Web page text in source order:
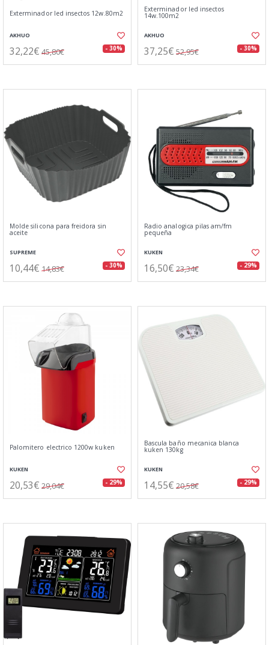
Exterminador led insectos 12w.80m2
AKHUO
32,22€ 45,80€ - 30%
Exterminador led insectos
14w.100m2
AKHUO
37,25€ 52,95€ - 30%
Molde silicona para freidora sin
aceite
SUPREME
10,44€ 14,83€ - 30%
Radio analogica pilas am/fm
pequeña
KUKEN
16,50€ 23,34€ - 29%
Palomitero electrico 1200w kuken
KUKEN
20,53€ 29,04€ - 29%
Bascula baño mecanica blanca
kuken 130kg
KUKEN
14,55€ 20,58€ - 29%